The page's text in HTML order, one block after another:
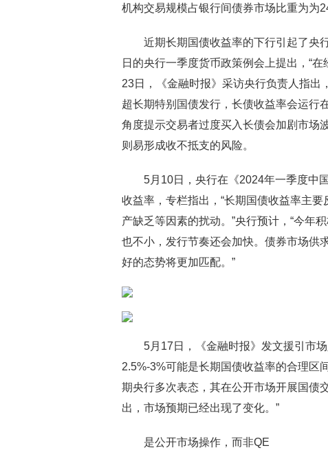
机构交易规模占银行间债券市场比重为为
近期长期国债收益率的下行引起了央
日的央行一季度货币政策例会上提出，“
23日，《金融时报》采访央行负责人指
超长期特别国债发行，长债收益率会运行
角度提示交易者过度买入长债会加剧市场
则易形成收不抵支的风险。
5月10日，央行在《2024年一季度中
收益率，专栏指出，“长期国债收益率主
产缺乏等因素的扰动。”央行预计，“今年
也不小，发行节奏还会加快。债券市场供
好的态势将更加匹配。”
5月17日，《金融时报》发文援引市
2.5%-3%可能是长期国债收益率的合理区
期央行多次表态，其在公开市场开展国债
出，市场预期已经出现了变化。”
是公开市场操作，而非QE